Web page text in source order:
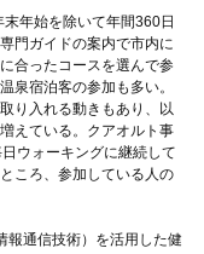
年始を除いて年間360日
門ガイドの案内で市内に
合ったコースを選んで参
泉宿泊客の参加も多い。
り入れる動きもあり、以
えている。クアオルト事
ウォーキングに継続して
ころ、参加している人の
報通信技術）を活用した健